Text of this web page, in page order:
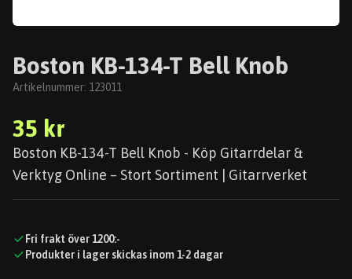
Boston KB-134-T Bell Knob
Artikelnummer: 123011
35 kr
Boston KB-134-T Bell Knob - Köp Gitarrdelar &
Verktyg Online – Stort Sortiment | Gitarrverket
Fri frakt över 1200:-
Produkter i lager skickas inom 1-2 dagar